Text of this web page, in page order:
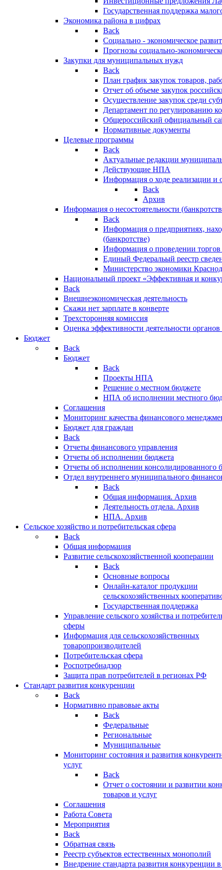
Государственная поддержка
Экономика района в цифрах
Back
Социально - экономическое
Прогнозы социально-
Закупки для муниципальных нужд
Back
План график закупок товаров,
Отчет об объеме закупок
Осуществление закупок среди
Департамент по регулированию
Общероссийский официальный
Нормативные документы
Целевые программы
Back
Актуальные редакции
Действующие НПА
Информация о ходе реализации
Back
Архив
Информация о несостоятельности
Back
Информация о предприятиях,
(банкротстве)
Информация о проведении
Единый Федеральый реестр
Министерство экономики
Национальный проект «Эффективная и
Back
Внешнеэкономическая деятельность
Скажи нет зарплате в конверте
Трехсторонняя комиссия
Оценка эффективности деятельности
Бюджет
Back
Бюджет
Back
Проекты НПА
Решение о местном бюджете
НПА об исполнении местного
Соглашения
Мониторинг качества финансового
Бюджет для граждан
Back
Отчеты финансового управления
Отчеты об исполнении бюджета
Отчеты об исполнении консолидированного
Отдел внутреннего муниципального
Back
Общая информация. Архив
Деятельность отдела. Архив
НПА. Архив
Сельское хозяйство и потребительская сфера
Back
Общая информация
Развитие сельскохозяйственной кооперации
Back
Основные вопросы
Онлайн-каталог продукции
сельскохозяйственных
Государственная поддержка
Управление сельского хозяйства и
сферы
Информация для сельскохозяйственных
товаропроизводителей
Потребительская сфера
Роспотребнадзор
Защита прав потребителей в регионах РФ
Стандарт развития конкуренции
Back
Нормативно правовые акты
Back
Федеральные
Региональные
Муниципальные
Мониторинг состояния и развития
услуг
Back
Отчет о состоянии и развитии
товаров и услуг
Соглашения
Работа Совета
Мероприятия
Back
Обратная связь
Реестр субъектов естественных монополий
Внедрение стандарта развития конкуренции